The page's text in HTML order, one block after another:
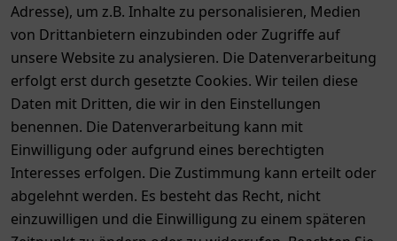
Adresse), um z.B. Inhalte zu personalisieren, Medien
von Drittanbietern einzubinden oder Zugriffe auf
unsere Website zu analysieren. Die Datenverarbeitung
erfolgt erst durch gesetzte Cookies. Wir teilen diese
Daten mit Dritten, die wir in den Einstellungen
benennen. Die Datenverarbeitung kann mit
Einwilligung oder aufgrund eines berechtigten
Interesses erfolgen. Die Zustimmung kann erteilt oder
abgelehnt werden. Es besteht das Recht, nicht
einzuwilligen und die Einwilligung zu einem späteren
Auszeichnungen